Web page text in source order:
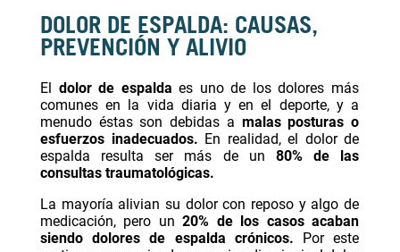
DOLOR DE ESPALDA: CAUSAS,
PREVENCIÓN Y ALIVIO
El dolor de espalda es uno de los dolores más
comunes en la vida diaria y en el deporte, y a
menudo éstas son debidas a malas posturas o
esfuerzos inadecuados. En realidad, el dolor de
espalda resulta ser más de un 80% de las
consultas traumatológicas.
La mayoría alivian su dolor con reposo y algo de
medicación, pero un20% de los casos acaban
siendo dolores de espalda crónicos. Por este